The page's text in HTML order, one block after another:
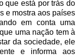
que está por trás do
e mostra aos países
em conta uma
uma nação tem à
da sociedade, ele
e informa aos